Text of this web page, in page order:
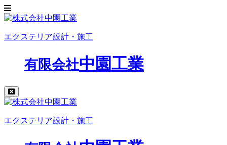
エクステリア設計・施工
有限会社中園工業
エクステリア設計・施工